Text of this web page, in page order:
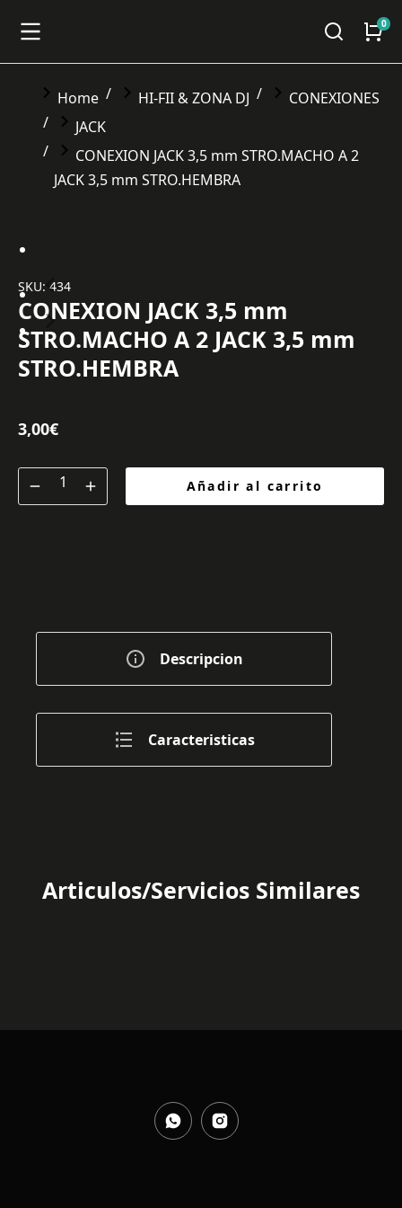
You are here:
Home HI-FII & ZONA DJ
CONEXIONES
JACK
CONEXION JACK 3,5 mm STRO.MACHO A 2
JACK 3,5 mm STRO.HEMBRA
SKU: 434
CONEXION JACK 3,5 mm
STRO.MACHO A 2 JACK 3,5 mm
STRO.HEMBRA
3,00€
Añadir al carrito
Descripcion
Caracteristicas
Articulos/Servicios Similares